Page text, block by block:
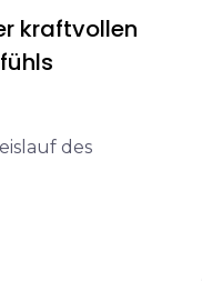
kraftvollen
des